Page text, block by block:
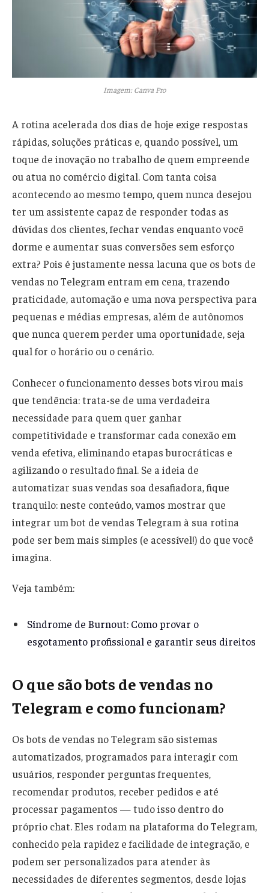
Imagem: Canva Pro
A rotina acelerada dos dias de hoje exige respostas
rápidas, soluções práticas e, quando possível, um
toque de inovação no trabalho de quem empreende
ou atua no comércio digital. Com tanta coisa
acontecendo ao mesmo tempo, quem nunca desejou
ter um assistente capaz de responder todas as
dúvidas dos clientes, fechar vendas enquanto você
dorme e aumentar suas conversões sem esforço
extra? Pois é justamente nessa lacuna que os bots de
vendas no Telegram entram em cena, trazendo
praticidade, automação e uma nova perspectiva para
pequenas e médias empresas, além de autônomos
que nunca querem perder uma oportunidade, seja
qual for o horário ou o cenário.
Conhecer o funcionamento desses bots virou mais
que tendência: trata-se de uma verdadeira
necessidade para quem quer ganhar
competitividade e transformar cada conexão em
venda efetiva, eliminando etapas burocráticas e
agilizando o resultado final. Se a ideia de
automatizar suas vendas soa desafiadora, fique
tranquilo: neste conteúdo, vamos mostrar que
integrar um bot de vendas Telegram à sua rotina
pode ser bem mais simples (e acessível!) do que você
imagina.
Veja também:
Síndrome de Burnout: Como provar o
esgotamento profissional e garantir seus direitos
O que são bots de vendas no
Telegram e como funcionam?
Os bots de vendas no Telegram são sistemas
automatizados, programados para interagir com
usuários, responder perguntas frequentes,
recomendar produtos, receber pedidos e até
processar pagamentos — tudo isso dentro do
próprio chat. Eles rodam na plataforma do Telegram,
conhecido pela rapidez e facilidade de integração, e
podem ser personalizados para atender às
necessidades de diferentes segmentos, desde lojas